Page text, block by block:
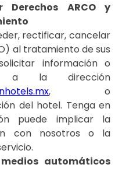
Derechos ARCO y
rectificar, cancelar
al tratamiento de sus
información o
a la dirección
, o
del hotel. Tenga en
puede implicar la
con nosotros o la
automáticos